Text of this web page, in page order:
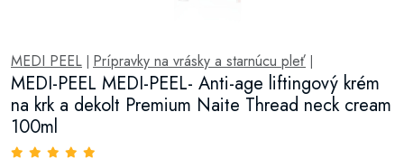
MEDI PEEL Prípravky na vrásky a starnúcu pleť
MEDI-PEEL MEDI-PEEL- Anti-age liftingový krém
na krk a dekolt Premium Naite Thread neck cream
100ml